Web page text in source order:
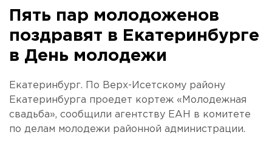
Пять пар молодоженов
поздравят в Екатеринбурге
в День молодежи
Екатеринбург. По Верх-Исетскому району
Екатеринбурга проедет кортеж «Молодежная
свадьба», сообщили агентству ЕАН в комитете
по делам молодежи районной администрации.